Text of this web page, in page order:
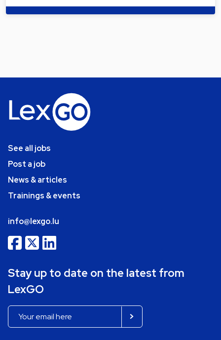
See all jobs
Post a job
News & articles
Trainings & events
info@lexgo.lu
Stay up to date on the latest from
LexGO